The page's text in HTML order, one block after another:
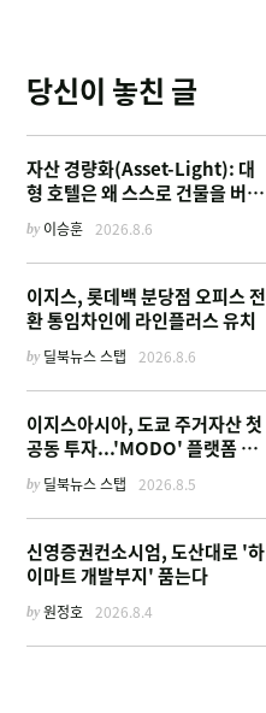
당신이 놓친 글
자산 경량화(Asset-Light): 대
형 호텔은 왜 스스로 건물을 버리
고 '이름'만 팔기 시작했을까
by 이승훈 2026.8.6
이지스, 롯데백 분당점 오피스 전
환 통임차인에 라인플러스 유치
by 딜북뉴스 스탭 2026.8.6
이지스아시아, 도쿄 주거자산 첫
공동 투자...'MODO' 플랫폼 가
by 딜북뉴스 스탭 2026.8.5
신영증권컨소시엄, 도산대로 '하
이마트 개발부지' 품는다
by원정호 2026.8.4